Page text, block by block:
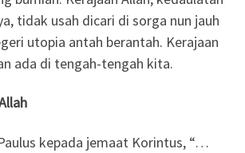
tidak usah dicari di sorga nun jauh
utopia antah berantah. Kerajaan
ada di tengah-tengah kita.
kepada jemaat Korintus, “…